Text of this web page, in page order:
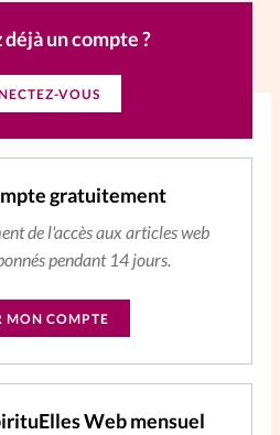
- toutes les
déjà un compte ?
VOUS
gratuitement
de l'accès aux articles web
pendant 14 jours.
MON COMPTE
Web mensuel